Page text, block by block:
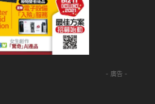
- 廣告 -